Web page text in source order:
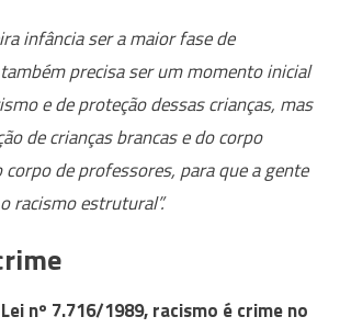
infância ser a maior fase de
precisa ser um momento inicial
e de proteção dessas crianças, mas
de crianças brancas e do corpo
de professores, para que a gente
racismo estrutural”.
nº 7.716/1989, racismo é crime no